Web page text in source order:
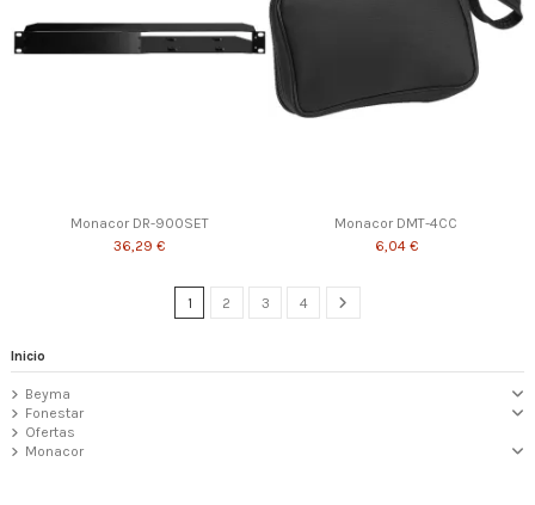
Monacor DR-900SET
36,29 €
Monacor DMT-4CC
6,04 €
1 2 3 4
Inicio
Beyma
Fonestar
Ofertas
Monacor